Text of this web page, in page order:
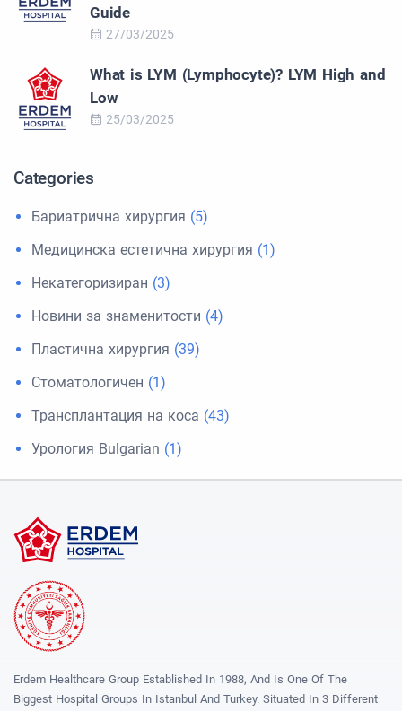
Guide
27/03/2025
What is LYM (Lymphocyte)? LYM High and
Low
25/03/2025
Categories
Бариатрична хирургия (5)
Медицинска естетична хирургия (1)
Некатегоризиран (3)
Новини за знаменитости (4)
Пластична хирургия (39)
Стоматологичен (1)
Трансплантация на коса (43)
Урология Bulgarian (1)
Erdem Healthcare Group Established In 1988, And Is One Of The
Biggest Hospital Groups In Istanbul And Turkey. Situated In 3 Different